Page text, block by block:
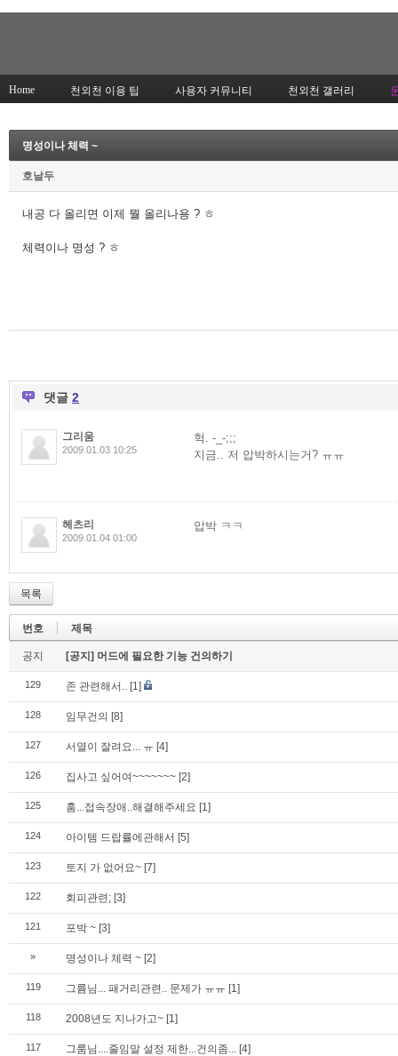
Home 천외천 이용 팁 사용자 커뮤니티 천외천 갤러리
명성이나 체력 ~
호날두
내공 다 올리면 이제 뭘 올리나용 ? ㅎ
체력이나 명성 ? ㅎ
댓글 2
그리움
2009.01.03 10:25
헉. -_-;;;
지금.. 저 압박하시는거? ㅠㅠ
헤츠리
2009.01.04 01:00
압박 ㅋㅋ
목록
번호 제목
공지 [공지] 머드에 필요한 기능 건의하기
129 존 관련해서.. [1]
128 임무건의 [8]
127 서열이 잘려요... ㅠ [4]
126 집사고 싶어여~~~~~~~ [2]
125 훔...접속장애..해결해주세요 [1]
124 아이템 드랍률에관해서 [5]
123 토지 가 없어요~ [7]
122 회피관련; [3]
121 포박 ~ [3]
» 명성이나 체력 ~ [2]
119 그륨님... 패거리관련.. 문제가 ㅠㅠ [1]
118 2008년도 지나가고~ [1]
117 그룸님....줄임말 설정 제한...건의좀... [4]